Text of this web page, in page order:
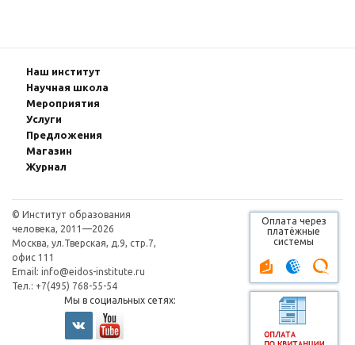
Наш институт
Научная школа
Мероприятия
Услуги
Предложения
Магазин
Журнал
© Институт образования
человека, 2011—2026
Москва, ул.Тверская, д.9, стр.7,
офис 111
Email: info@eidos-institute.ru
Тел.: +7(495) 768-55-54
Мы в социальных сетях:
Оплата через
платёжные
системы